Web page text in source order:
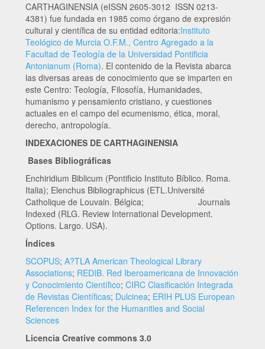
CARTHAGINENSIA (eISSN 2605-3012 ISSN 0213-
4381) fue fundada en 1985 como órgano de expresión
cultural y científica de su entidad editoria:Instituto
Teológico de Murcia O.F.M., Centro Agregado a la
Facultad de Teología de la Universidad Pontificia
Antonianum (Roma). El contenido de la Revista abarca
las diversas areas de conocimiento que se imparten en
este Centro: Teología, Filosofía, Humanidades,
humanismo y pensamiento cristiano, y cuestiones
actuales en el campo del ecumenismo, ética, moral,
derecho, antropología.
INDEXACIONES DE CARTHAGINENSIA
Bases Bibliográficas
Enchiridium Biblicum (Pontificio Instituto Bíblico. Roma.
Italia); Elenchus Bibliographicus (ETL.Université
Catholique de Louvain. Bélgica; Journals
Indexed (RLG. Review International Development.
Options. Largo. USA).
Índices
SCOPUS; A?TLA American Theological Library
Associations; REDIB. Red Iberoamericana de Innovación
y Conocimiento Científico; CIRC Clasificación Integrada
de Revistas Científicas; Dulcinea; ERIH PLUS European
Referencen Index for the Humanities and Social
Sciences
Licencia Creative commons 3.0